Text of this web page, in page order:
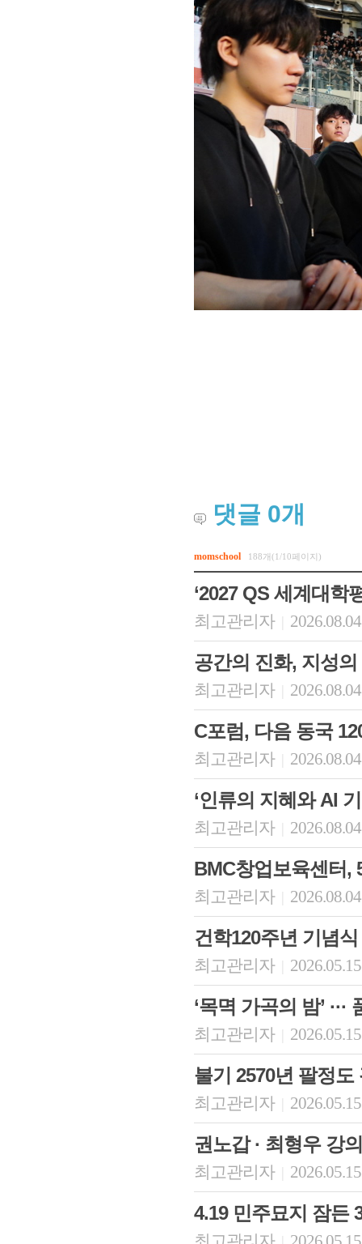
댓글 0개
momschool 188개(1/10페이지)
‘2027 QS 세계대학
최고관리자
공간의 진화, 지성
최고관리자
C포럼, 다음 동국
최고관리자
‘인류의 지혜와 AI
최고관리자
BMC창업보육센터,
최고관리자
건학120주년 기념식
최고관리자
‘목멱 가곡의 밤’
최고관리자
불기 2570년 팔정
최고관리자
권노갑 · 최형우 강
최고관리자
4.19 민주묘지 잠든